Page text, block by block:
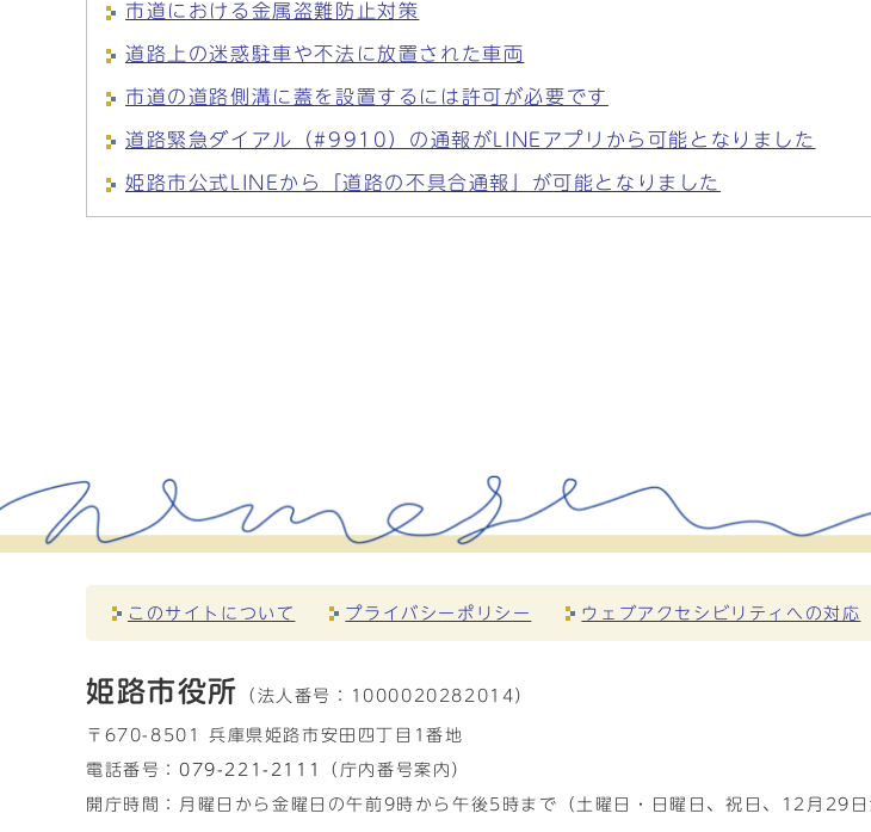
市道における金属盗難防止対策
道路上の迷惑駐車や不法に放置された車両
市道の道路側溝に蓋を設置するには許可が必要です
道路緊急ダイアル（#9910）の通報がLINEアプリから可能となりました
姫路市公式LINEから「道路の不具合通報」が可能となりました
このサイトについて プライバシーポリシー ウェブアクセシビリティへの対応
姫路市役所 （法人番号： 1000020282014）
〒670-8501 兵庫県姫路市安田四丁目1番地
電話番号： 079-221-2111
（庁内番号案内）
開庁時間：月曜日から金曜日の午前9時から午後5時まで（土曜日・日曜日、祝日、12月29